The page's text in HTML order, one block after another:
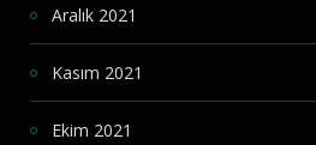
Aralık 2021
Kasım 2021
Ekim 2021